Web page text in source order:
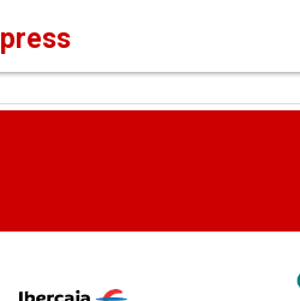
press